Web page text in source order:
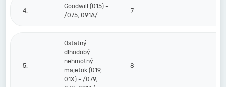
4.
Goodwill (015) -
/075, 091A/
7
5.
Ostatný
dlhodobý
nehmotný
majetok (019,
01X) - /079,
8